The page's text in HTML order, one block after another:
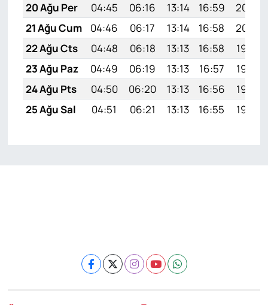
20 Ağu Per
04:45 06:16 13:14 16:59
20:02
21 Ağu Cum
04:46 06:17 13:14 16:58
20:00
22 Ağu Cts
04:48 06:18 13:13 16:58
19:59
23 Ağu Paz
04:49 06:19 13:13 16:57
19:58
24 Ağu Pts
04:50 06:20 13:13 16:56
19:56
25 Ağu Sal
04:51 06:21 13:13 16:55 19:55